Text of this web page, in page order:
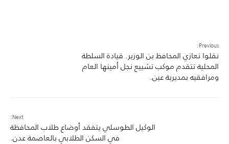
Previous:
نقلوا تعازي المحافظ بن الوزير. قيادة السلطة
المحلية تتقدم موكب تشييع نجل أمينها العام
ومرافقيه بمديرية عين.
Next:
الوكيل الطوسلي يتفقد أوضاع طلاب المحافظة
في السكن الطلابي بالعاصمة عدن.